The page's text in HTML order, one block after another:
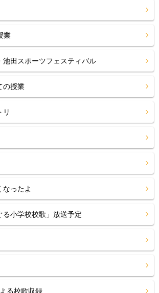
業
池田スポーツフェスティバル
の授業
リ
なったよ
る小学校校歌」放送予定
る校歌収録